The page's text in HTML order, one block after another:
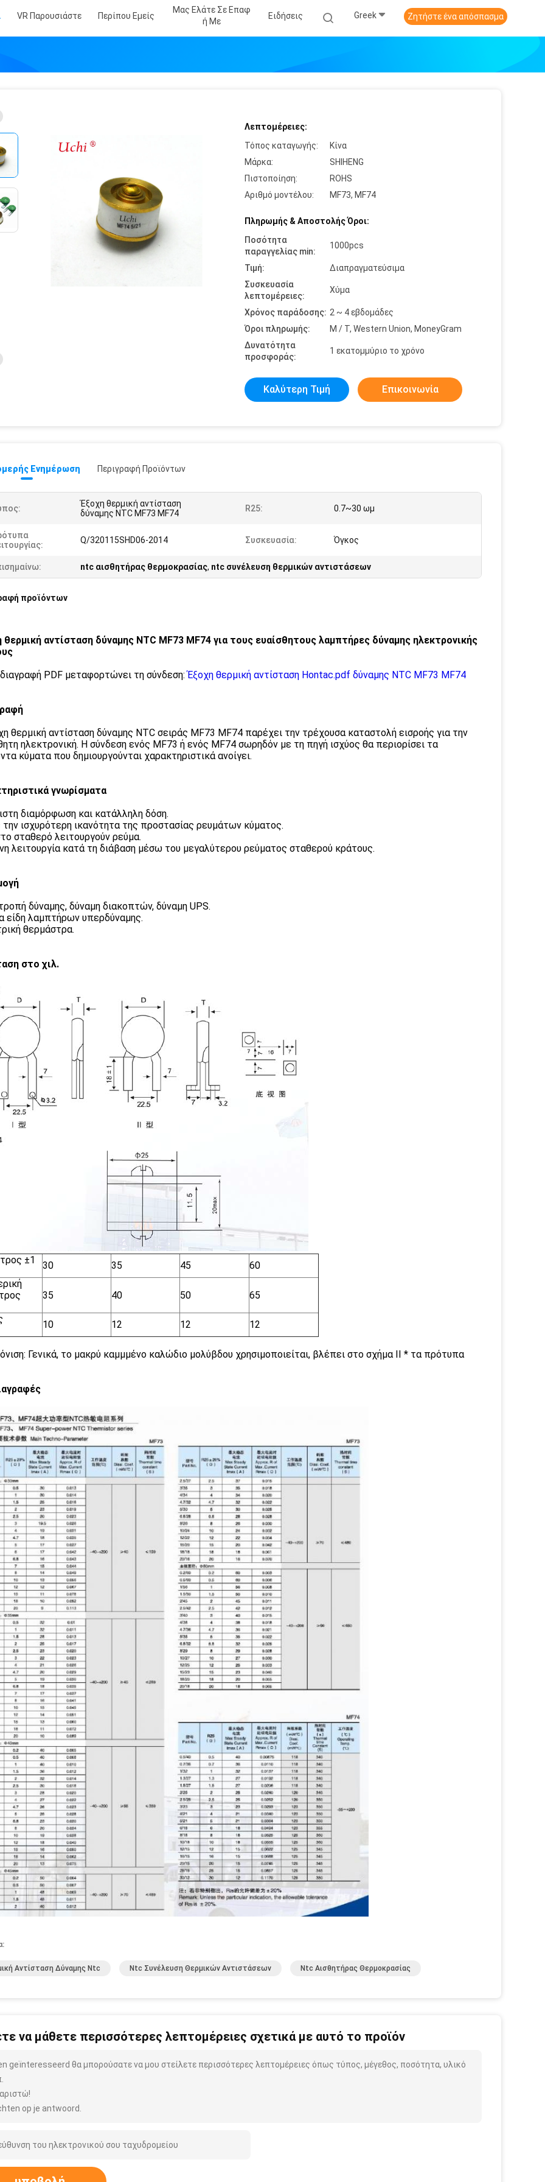
VR Παρουσιάστε Περίπου Εμείς
Μας Ελάτε Σε Επαφ
Ή Με
Ειδήσεις Greek Ζητήστε ένα απόσπασμα
Λεπτομέρειες:
Τόπος καταγωγής:
Κίνα
Μάρκα:
SHIHENG
Πιστοποίηση:
ROHS
Αριθμό μοντέλου:
MF73, MF74
Πληρωμής & Αποστολής Όροι:
Ποσότητα
παραγγελίας min:
1000pcs
Τιμή:
Διαπραγματεύσιμα
Συσκευασία
λεπτομέρειες:
Χύμα
Χρόνος παράδοσης: 2 ~ 4 εβδομάδες
Όροι πληρωμής:
Μ / Τ, Western Union, MoneyGram
Δυνατότητα
προσφοράς:
1 εκατομμύριο το χρόνο
Καλύτερη Τιμή Επικοινωνία
Ενημέρωση Περιγραφή Προϊόντων
Έξοχη θερμική αντίσταση
δύναμης NTC MF73 MF74
R25: 0.7~30 ωμ
Q/320115SHD06-2014 Συσκευασία: Όγκος
ntc αισθητήρας θερμοκρασίας, ntc συνέλευση θερμικών αντιστάσεων
προϊόντων
θερμική αντίσταση δύναμης NTC MF73 MF74 για τους ευαίσθητους λαμπτήρες δύναμης ηλεκτρονικής
PDF μεταφορτώνει τη σύνδεση:Έξοχη θερμική αντίσταση Hontac.pdf δύναμης NTC MF73 MF74
θερμική αντίσταση δύναμης NTC σειράς MF73 MF74 παρέχει την τρέχουσα καταστολή εισροής για την
ηλεκτρονική. Η σύνδεση ενός MF73 ή ενός MF74 σωρηδόν με τη πηγή ισχύος θα περιορίσει τα
κύματα που δημιουργούνται χαρακτηριστικά ανοίγει.
γνωρίσματα
διαμόρφωση και κατάλληλη δόση.
ισχυρότερη ικανότητα της προστασίας ρευμάτων κύματος.
σταθερό λειτουργούν ρεύμα.
λειτουργία κατά τη διάβαση μέσω του μεγαλύτερου ρεύματος σταθερού κράτους.
δύναμης, δύναμη διακοπτών, δύναμη UPS.
είδη λαμπτήρων υπερδύναμης.
θερμάστρα.
στο χιλ.
±1 30 35 45
60
35 40 50 65
10 12 12 12
Γενικά, το μακρύ καμμμένο καλώδιο μολύβδου χρησιμοποιείται, βλέπει στο σχήμα ΙΙ * τα πρότυπα
Αντίσταση Δύναμης Ntc Ntc Συνέλευση Θερμικών Αντιστάσεων Ntc Αισθητήρας Θερμοκρασίας
να μάθετε περισσότερες λεπτομέρειες σχετικά με αυτό το προϊόν
geïnteresseerd θα μπορούσατε να μου στείλετε περισσότερες λεπτομέρειες όπως τύπος, μέγεθος, ποσότητα, υλικό
op je antwoord.